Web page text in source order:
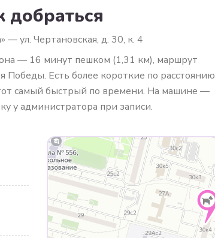
добраться
— ул. Чертановская, д. 30, к. 4
— 16 минут пешком (1,31 км), маршрут
Победы. Есть более короткие по расстоянию
самый быстрый по времени. На машине —
у администратора при записи.